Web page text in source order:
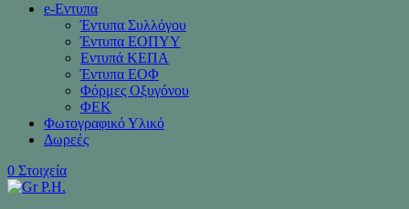
e-Eντυπα
Έντυπα Συλλόγου
Έντυπα ΕΟΠΥΥ
Εντυπά ΚΕΠΑ
Έντυπα ΕΟΦ
Φόρμες Οξυγόνου
ΦΕΚ
Φωτογραφικό Υλικό
Δωρεές
0 Στοιχεία